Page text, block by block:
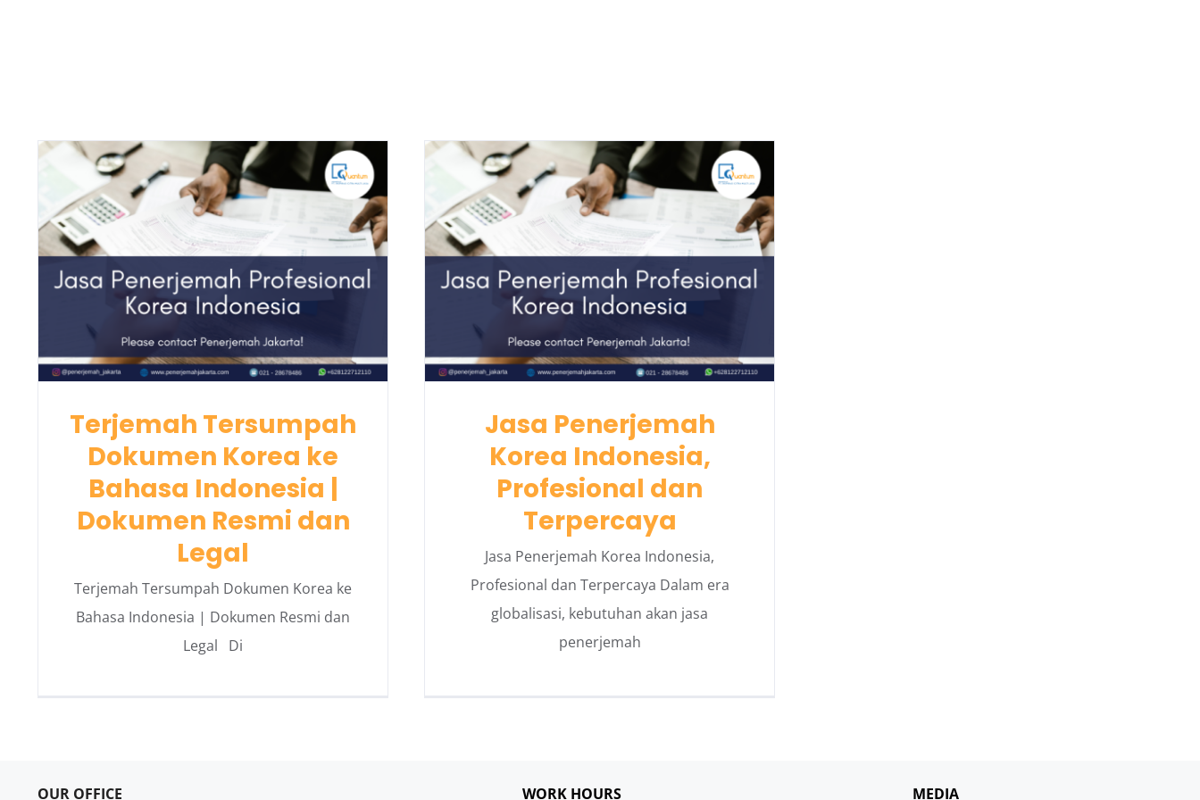
Terjemah Tersumpah
Dokumen Korea ke
Bahasa Indonesia |
Dokumen Resmi dan
Legal
Terjemah Tersumpah Dokumen Korea ke
Bahasa Indonesia | Dokumen Resmi dan
Legal Di
Jasa Penerjemah
Korea Indonesia,
Profesional dan
Terpercaya
Jasa Penerjemah Korea Indonesia,
Profesional dan Terpercaya Dalam era
globalisasi, kebutuhan akan jasa
penerjemah
OUR OFFICE WORK HOURS MEDIA